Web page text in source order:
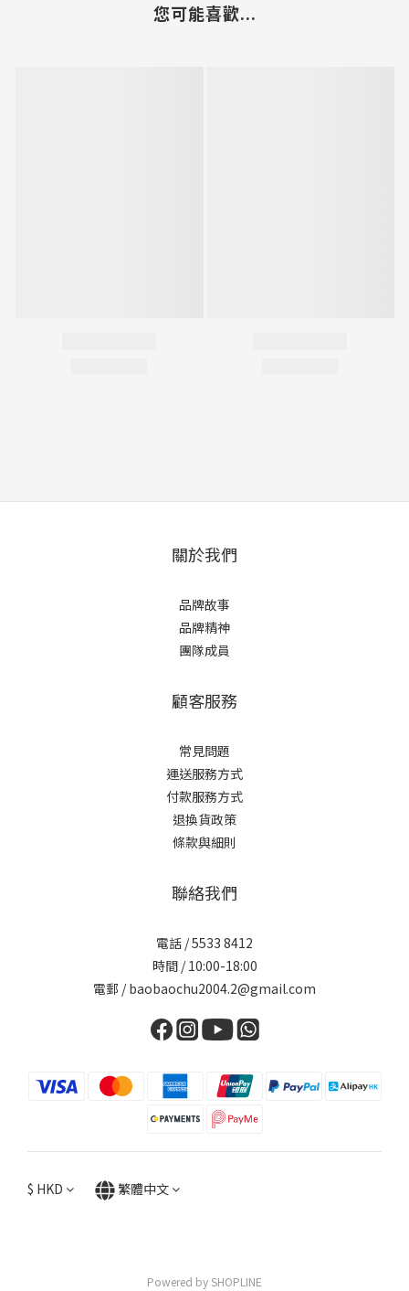
您可能喜歡...
關於我們
品牌故事
品牌精神
團隊成員
顧客服務
常見問題
運送服務方式
付款服務方式
退換貨政策
條款與細則
聯絡我們
電話 / 5533 8412
時間 / 10:00-18:00
電郵 / baobaochu2004.2@gmail.com
$ HKD 繁體中文
Powered by SHOPLINE